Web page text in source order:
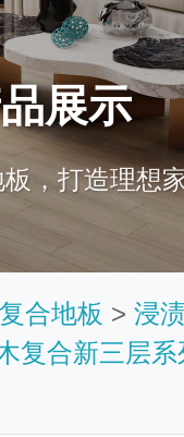
展示
，打造理想
合地板 > 浸
复合新三层系